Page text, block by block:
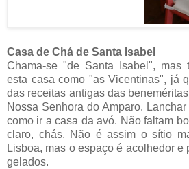
Casa de Chá de Santa Isabel
Chama-se "de Santa Isabel", mas
esta casa como "as Vicentinas", já
das receitas antigas das
Nossa Senhora do Amparo.
como ir a casa da avó. Não faltam
claro, chás. Não é assim o sítio
Lisboa, mas o espaço é acolhedor e
gelados.